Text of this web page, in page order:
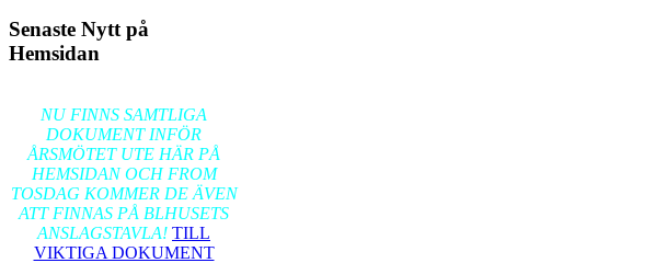
Senaste Nytt på
Hemsidan
NU FINNS SAMTLIGA
DOKUMENT INFÖR
ÅRSMÖTET UTE HÄR PÅ
HEMSIDAN OCH FROM
TOSDAG KOMMER DE ÄVEN
ATT FINNAS PÅ BLHUSETS
ANSLAGSTAVLA! TILL
VIKTIGA DOKUMENT